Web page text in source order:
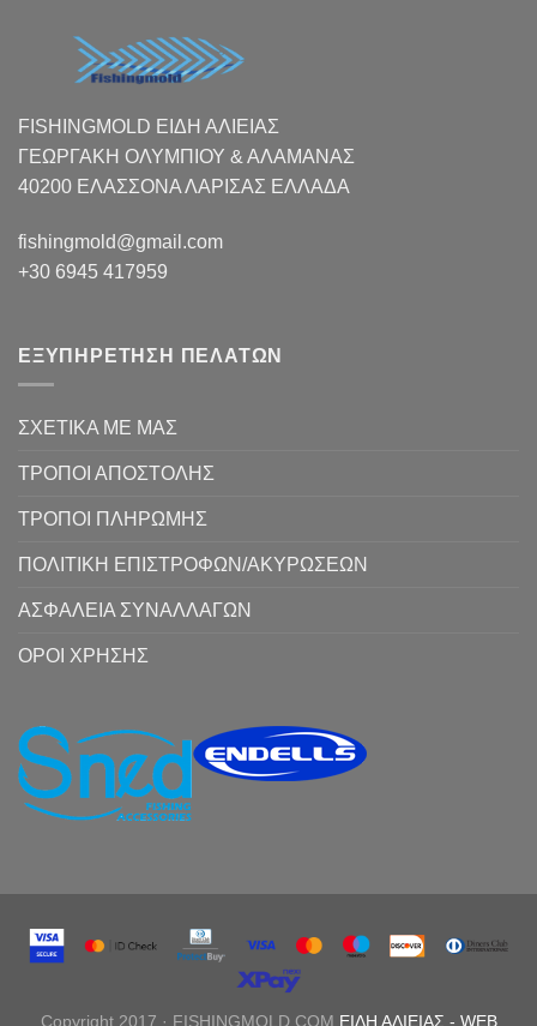
FISHINGMOLD ΕΙΔΗ ΑΛΙΕΙΑΣ
ΓΕΩΡΓΑΚΗ ΟΛΥΜΠΙΟΥ & ΑΛΑΜΑΝΑΣ
40200 ΕΛΑΣΣΟΝΑ ΛΑΡΙΣΑΣ EΛΛΑΔΑ
fishingmold@gmail.com
+30 6945 417959
ΕΞΥΠΗΡΕΤΗΣΗ ΠΕΛΑΤΩΝ
ΣΧΕΤΙΚΑ ΜΕ ΜΑΣ
ΤΡΟΠΟΙ ΑΠΟΣΤΟΛΗΣ
ΤΡΟΠΟΙ ΠΛΗΡΩΜΗΣ
ΠΟΛΙΤΙΚΗ ΕΠΙΣΤΡΟΦΩΝ/ΑΚΥΡΩΣΕΩΝ
ΑΣΦΑΛΕΙΑ ΣΥΝΑΛΛΑΓΩΝ
ΟΡΟΙ ΧΡΗΣΗΣ
Copyright 2017 · FISHINGMOLD.COM ΕΙΔΗ ΑΛΙΕΙΑΣ - WEB